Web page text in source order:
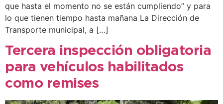
que hasta el momento no se están cumpliendo” y para
lo que tienen tiempo hasta mañana La Dirección de
Transporte municipal, a […]
Tercera inspección obligatoria
para vehículos habilitados
como remises